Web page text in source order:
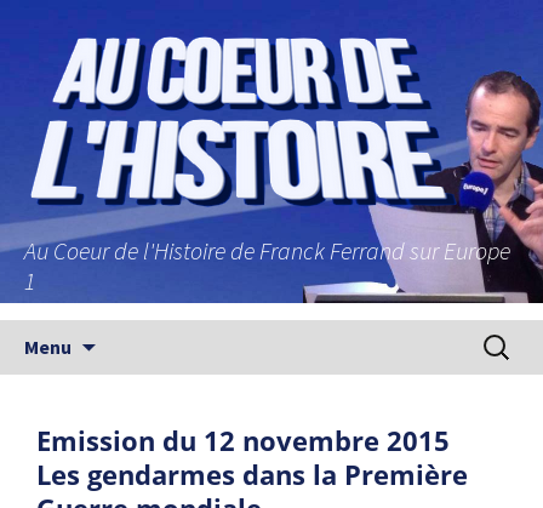
Au Coeur de l'Histoire de Franck Ferrand sur Europe
1
Menu
Emission du 12 novembre 2015
Les gendarmes dans la Première